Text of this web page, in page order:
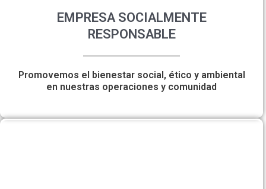
EMPRESA SOCIALMENTE
RESPONSABLE
Promovemos el bienestar social, ético y ambiental
en nuestras operaciones y comunidad